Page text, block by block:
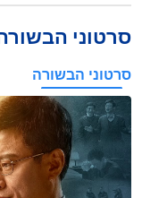
סרטוני
סרטוני הבשורה